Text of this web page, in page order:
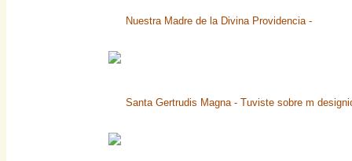
Nuestra Madre de la Divina Providencia -
Santa Gertrudis Magna - Tuviste sobre m